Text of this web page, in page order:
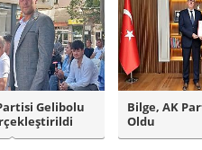
Gelibolu
Bilge, AK
Oldu